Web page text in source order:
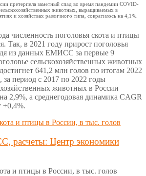
претерпела заметный спад во время пандемии COVID-
животных, выращиваемых в
и хозяйствах различного типа, сократилось на 4,1%.
численность поголовья скота и птицы
Так, в 2021 году прирост поголовья
из данных ЕМИСС за первые 9
сельскохозяйственных животных
641,2 млн голов по итогам 2022
за период с 2017 по 2022 годы
животных в России
2,9%, а среднегодовая динамика CAGR
+0,4%.
расчеты: Центр экономики
и птицы в России, в тыс. голов